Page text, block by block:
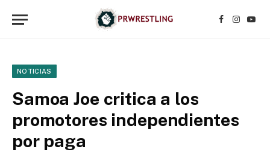
Facebook
NOTICIAS
Samoa Joe critica a los
promotores independientes
por paga